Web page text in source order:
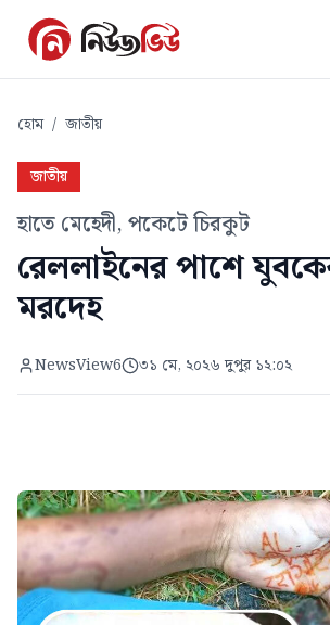
হোম / জাতীয়
জাতীয়
হাতে মেহেদী, পকেটে চিরকুট
রেললাইনের পাশে
মরদেহ
NewsView6 ৩১ মে, ২০২৬ দুপুর ১২:০২